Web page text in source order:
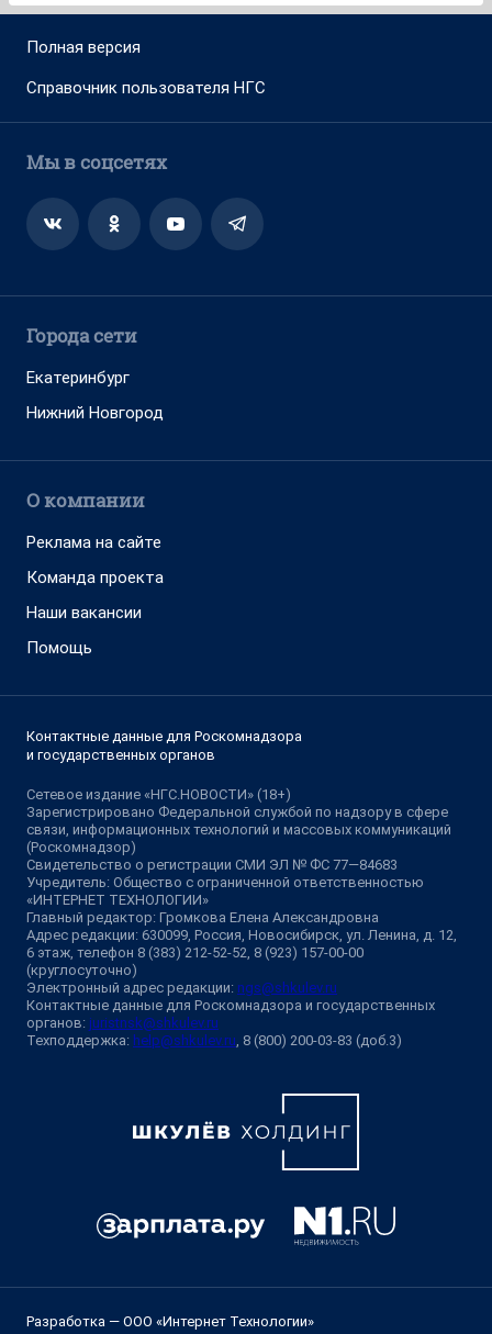
Полная версия
Справочник пользователя НГС
Мы в соцсетях
Города сети
Екатеринбург
Нижний Новгород
О компании
Реклама на сайте
Команда проекта
Наши вакансии
Помощь
Контактные данные для Роскомнадзора
и государственных органов
Сетевое издание «НГС.НОВОСТИ» (18+)
Зарегистрировано Федеральной службой по надзору в сфере
связи, информационных технологий и массовых коммуникаций
(Роскомнадзор)
Свидетельство о регистрации СМИ ЭЛ № ФС 77—84683
Учредитель: Общество с ограниченной ответственностью
«ИНТЕРНЕТ ТЕХНОЛОГИИ»
Главный редактор: Громкова Елена Александровна
Адрес редакции: 630099, Россия, Новосибирск, ул. Ленина, д. 12,
6 этаж, телефон 8 (383) 212-52-52, 8 (923) 157-00-00
(круглосуточно)
Электронный адрес редакции: ngs@shkulev.ru
Контактные данные для Роскомнадзора и государственных
органов: juristnsk@shkulev.ru
Техподдержка: help@shkulev.ru, 8 (800) 200-03-83 (доб.3)
Разработка — ООО «Интернет Технологии»